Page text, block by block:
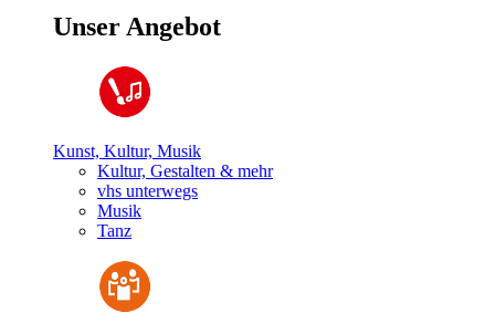
Unser Angebot
Kunst, Kultur, Musik
Kultur, Gestalten & mehr
vhs unterwegs
Musik
Tanz